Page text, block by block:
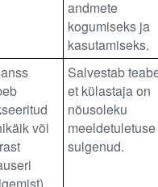
andmete
kogumiseks ja
kasutamiseks.
või
Salvestab
et külastaja on
nõusoleku
meeldetuletuse
sulgenud.